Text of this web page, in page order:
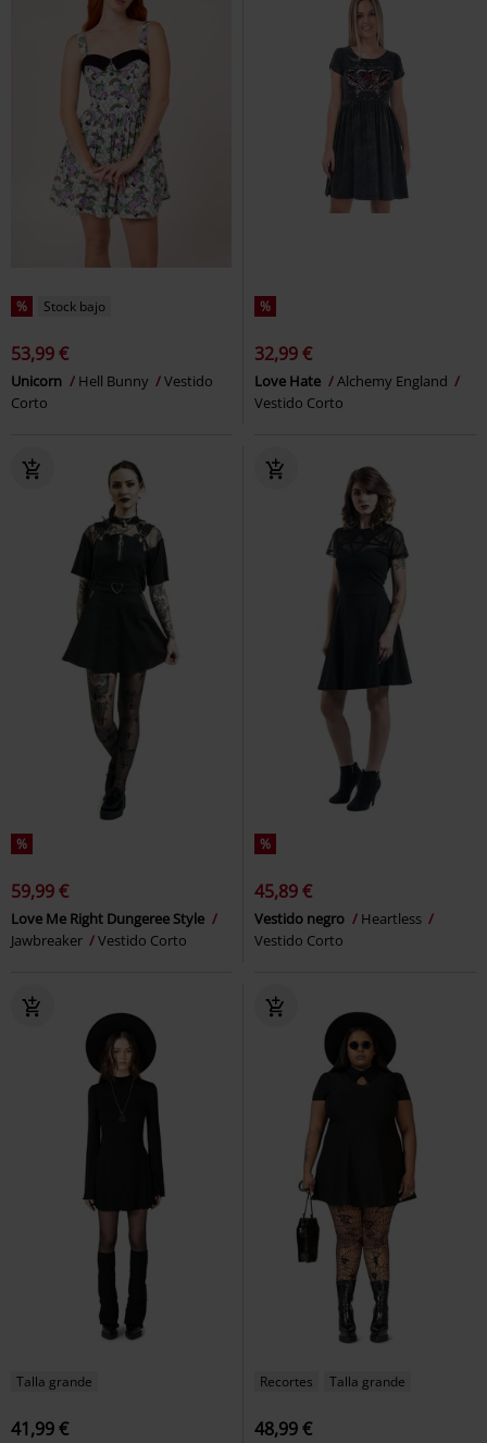
% Stock bajo
53,99 €
Unicorn Hell Bunny
Vestido
Corto
%
32,99 €
Love Hate
Alchemy England
Vestido Corto
%
59,99 €
Love Me Right Dungeree Style
Jawbreaker
Vestido Corto
%
45,89 €
Vestido negro
Heartless
Vestido Corto
Talla grande
41,99 €
Recortes Talla grande
48,99 €